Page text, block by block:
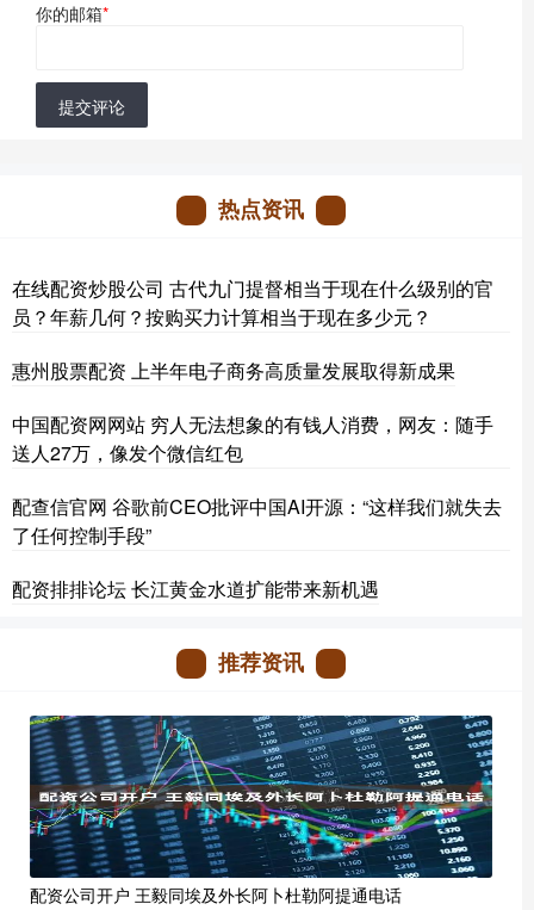
你的邮箱*
提交评论
热点资讯
在线配资炒股公司 古代九门提督相当于现在什么级别的官
员？年薪几何？按购买力计算相当于现在多少元？
惠州股票配资 上半年电子商务高质量发展取得新成果
中国配资网网站 穷人无法想象的有钱人消费，网友：随手
送人27万，像发个微信红包
配查信官网 谷歌前CEO批评中国AI开源：“这样我们就失去
了任何控制手段”
配资排排论坛 长江黄金水道扩能带来新机遇
推荐资讯
配资公司开户 王毅同埃及外长阿卜杜勒阿提通电话